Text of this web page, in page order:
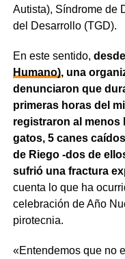
Autista), Síndrome de
del Desarrollo (TGD).
En este sentido, desde
Humano), una
denunciaron que
primeras horas del
registraron al menos
gatos, 5 canes
de Riego -dos de
sufrió una fractura
cuenta lo que ha
celebración de Año
pirotecnia.
«Entendemos que no